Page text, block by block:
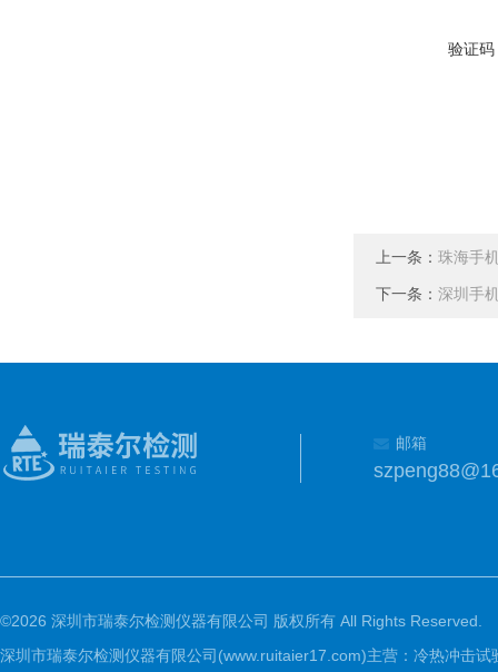
验证码
上一条： 珠海手
下一条： 深圳手
邮箱
©2026 深圳市瑞泰尔检测仪器有限公司 版权所有 All Rights Reserved.
深圳市瑞泰尔检测仪器有限公司(www.ruitaier17.com)主营：冷热冲击